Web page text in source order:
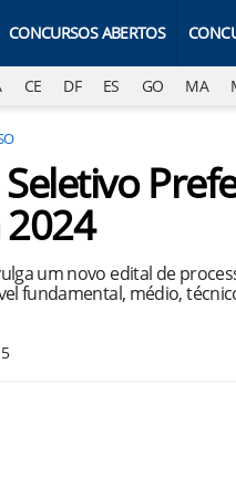
CONCURSOS ABERTOS
CE DF ES GO MA
um novo edital de
fundamental, médio,